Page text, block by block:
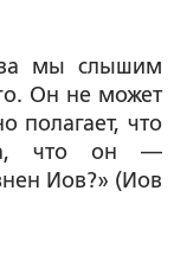
мы слышим
Он не может
полагает, что
что он —
Иов?» (Иов